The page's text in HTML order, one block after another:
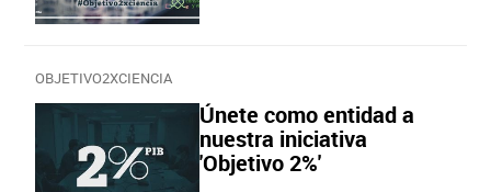
OBJETIVO2XCIENCIA
Únete como entidad a
nuestra iniciativa
'Objetivo 2%'